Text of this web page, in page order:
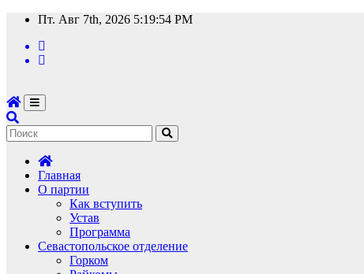
Перейти
содержимому
Пт. Авг 7th, 2026 5:19:55 PM
Главная
О партии
Как вступить
Устав
Программа
Севастопольское отделение
Горком